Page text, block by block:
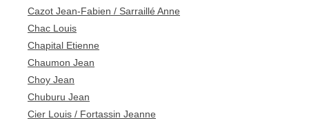
Cazot Jean-Fabien / Sarraillé Anne
Chac Louis
Chapital Etienne
Chaumon Jean
Choy Jean
Chuburu Jean
Cier Louis / Fortassin Jeanne